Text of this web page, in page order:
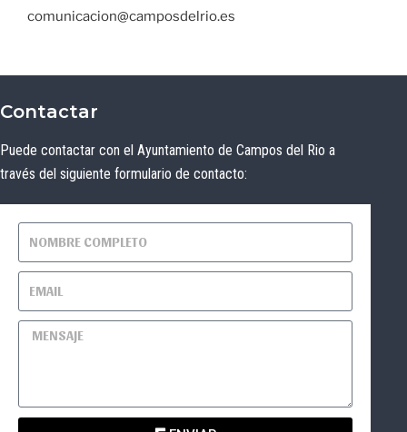
comunicacion@camposdelrio.es
Contactar
Puede contactar con el Ayuntamiento de Campos del Rio a
través del siguiente formulario de contacto: